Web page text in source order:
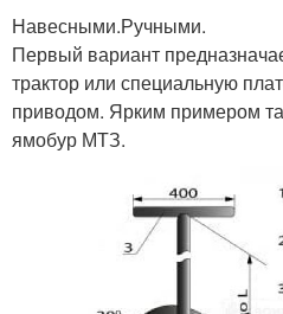
Навесными.Ручными.
Первый вариант
трактор или специальную
приводом. Ярким примером
ямобур МТЗ.